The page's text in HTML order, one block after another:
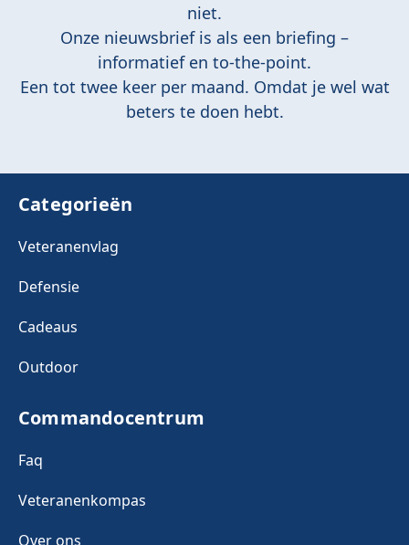
niet.
Onze nieuwsbrief is als een briefing –
informatief en to-the-point.
Een tot twee keer per maand. Omdat je wel wat
beters te doen hebt.
Categorieën
Veteranenvlag
Defensie
Cadeaus
Outdoor
Commandocentrum
Faq
Veteranenkompas
Over ons